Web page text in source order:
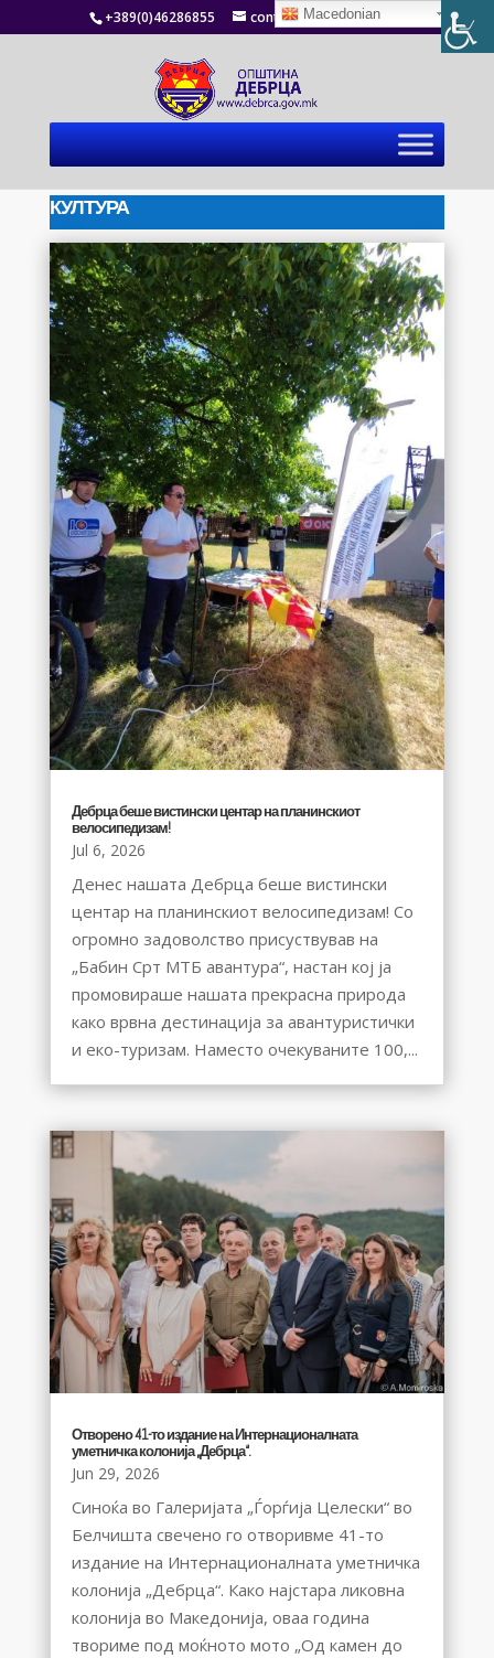
+389(0)46286855 contact@debrca.gov.mk
КУЛТУРА
Дебрца беше вистински центар на планинскиот
велосипедизам!
Jul 6, 2026
Денес нашата Дебрца беше вистински
центар на планинскиот велосипедизам! Со
огромно задоволство присуствував на
„Бабин Срт МТБ авантура“, настан кој ја
промовираше нашата прекрасна природа
како врвна дестинација за авантуристички
и еко-туризам. Наместо очекуваните 100,...
Отворено 41-то издание на Интернационалната
уметничка колонија „Дебрца“.
Jun 29, 2026
Синоќа во Галеријата „Ѓорѓија Целески“ во
Белчишта свечено го отворивме 41-то
издание на Интернационалната уметничка
колонија „Дебрца“. Како најстара ликовна
колонија во Македонија, оваа година
твориме под моќното мото „Од камен до
Macedonian